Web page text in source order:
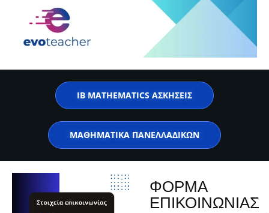
IB MATHEMATICS ΑΣΚΗΣΕΙΣ
ΜΑΘΗΜΑΤΙΚΑ ΠΑΝΕΛΛΑΔΙΚΩΝ
ΦΟΡΜΑ
ΕΠΙΚΟΙΝΩΝΙΑΣ